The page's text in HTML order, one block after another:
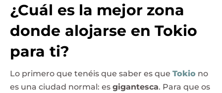
¿Cuál es la mejor zona
donde alojarse en Tokio
para ti?
Lo primero que tenéis que saber es que Tokio no
es una ciudad normal: es gigantesca. Para que os